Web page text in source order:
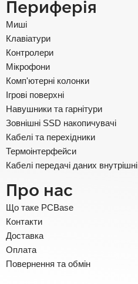
Периферія
Миші
Клавіатури
Контролери
Мікрофони
Комп'ютерні колонки
Ігрові поверхні
Навушники та гарнітури
Зовнішні SSD накопичувачі
Кабелі та перехідники
Термоінтерфейси
Кабелі передачі даних внутрішні
Про нас
Що таке PCBase
Контакти
Доставка
Оплата
Повернення та обмін